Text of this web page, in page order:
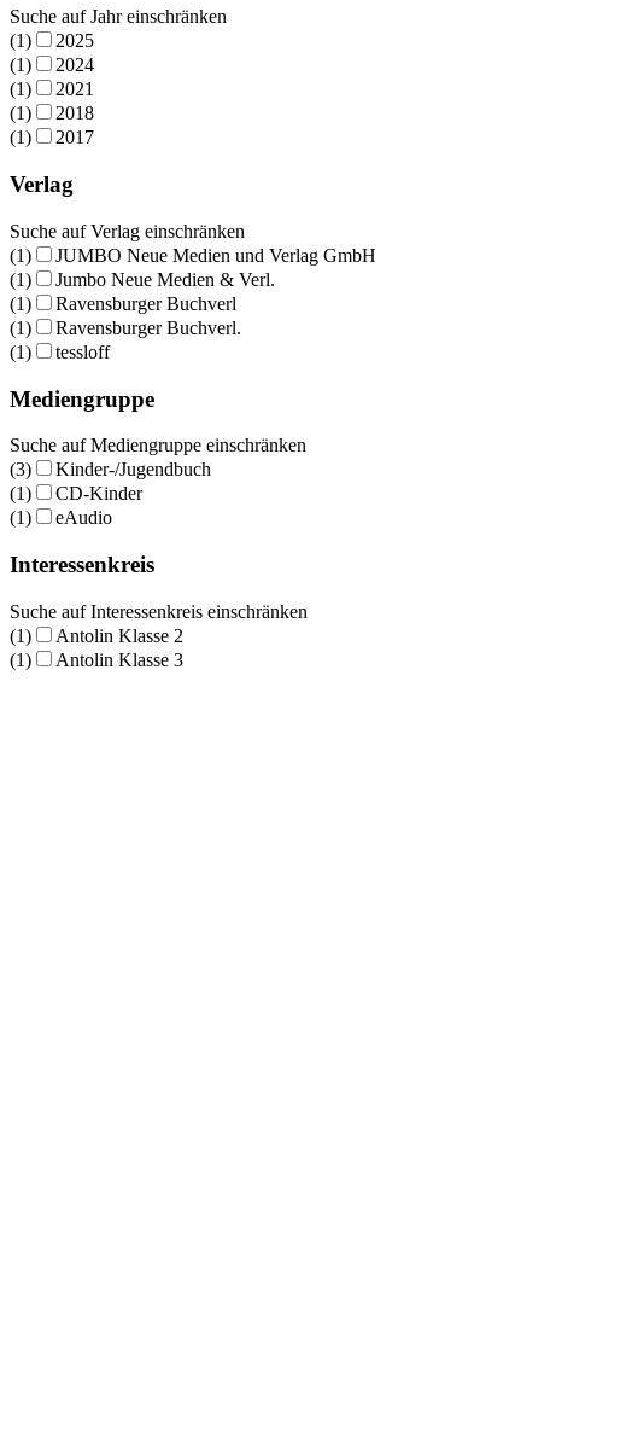
Suche auf Jahr einschränken
(1)
2025
(1)
2024
(1)
2021
(1)
2018
(1)
2017
Verlag
Suche auf Verlag einschränken
(1)
JUMBO Neue Medien und Verlag GmbH
(1)
Jumbo Neue Medien & Verl.
(1)
Ravensburger Buchverl
(1)
Ravensburger Buchverl.
(1)
tessloff
Mediengruppe
Suche auf Mediengruppe einschränken
(3)
Kinder-/Jugendbuch
(1)
CD-Kinder
(1)
eAudio
Interessenkreis
Suche auf Interessenkreis einschränken
(1)
Antolin Klasse 2
(1)
Antolin Klasse 3